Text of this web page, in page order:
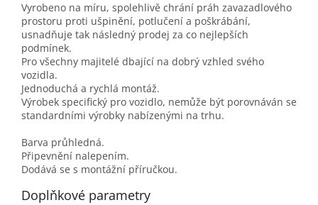
Vyrobeno na míru, spolehlivě chrání práh zavazadlového
prostoru proti ušpinění, potlučení a poškrábání,
usnadňuje tak následný prodej za co nejlepších
podmínek.
Pro všechny majitelé dbající na dobrý vzhled svého
vozidla.
Jednoduchá a rychlá montáž.
Výrobek specifický pro vozidlo, nemůže být porovnáván se
standardními výrobky nabízenými na trhu.
Barva průhledná.
Připevnění nalepením.
Dodává se s montážní příručkou.
Doplňkové parametry